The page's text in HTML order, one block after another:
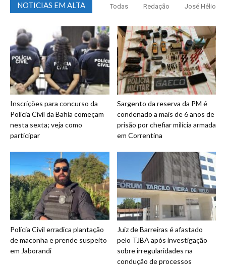
NOTICIAS EM ALTA Todas Redação José Hélio
Inscrições para concurso da
Polícia Civil da Bahia começam
nesta sexta; veja como
participar
Sargento da reserva da PM é
condenado a mais de 6 anos de
prisão por chefiar milícia armada
em Correntina
Polícia Civil erradica plantação
de maconha e prende suspeito
em Jaborandi
Juiz de Barreiras é afastado
pelo TJBA após investigação
sobre irregularidades na
condução de processos